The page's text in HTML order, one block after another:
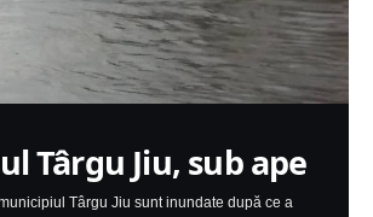
Târgu Jiu, sub ape
Târgu Jiu sunt inundate după ce a